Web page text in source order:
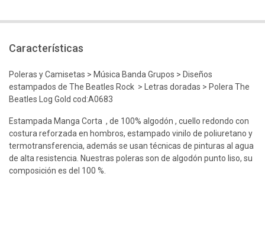
Características
Poleras y Camisetas > Música Banda Grupos > Diseños
estampados de The Beatles Rock > Letras doradas > Polera The
Beatles Log Gold cod:A0683
Estampada Manga Corta , de 100% algodón , cuello redondo con
costura reforzada en hombros, estampado vinilo de poliuretano y
termotransferencia, además se usan técnicas de pinturas al agua
de alta resistencia. Nuestras poleras son de algodón punto liso, su
composición es del 100 %.